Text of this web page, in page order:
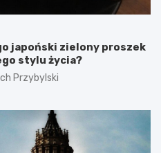
japoński zielony proszek
stylu życia?
Przybylski